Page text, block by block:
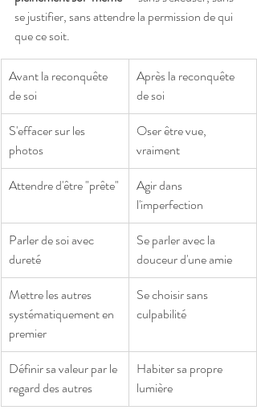
se justifier, sans attendre la permission de qui
que ce soit.
Avant la reconquête
de soi
Après la reconquête
de soi
S'effacer sur les
photos
Oser être vue,
vraiment
Attendre d'être "prête"
Agir dans
l'imperfection
Parler de soi avec
dureté
Se parler avec la
douceur d'une amie
Mettre les autres
systématiquement en
premier
Se choisir sans
culpabilité
Définir sa valeur par le
regard des autres
Habiter sa propre
lumière